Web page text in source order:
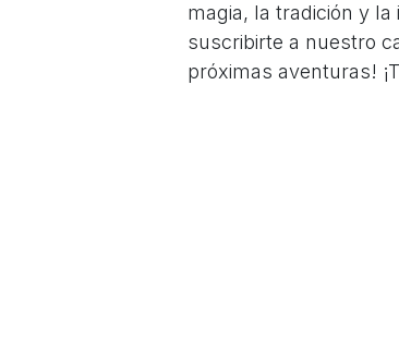
magia, la tradición y
suscribirte a nuestro
próximas aventuras!